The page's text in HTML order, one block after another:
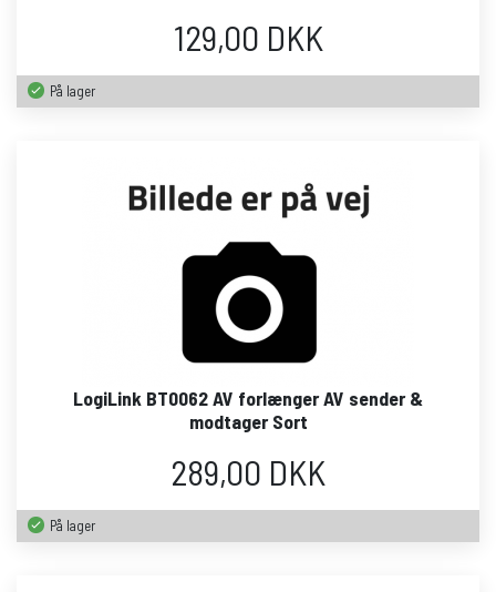
129,00 DKK
På lager
LogiLink BT0062 AV forlænger AV sender &
modtager Sort
289,00 DKK
På lager